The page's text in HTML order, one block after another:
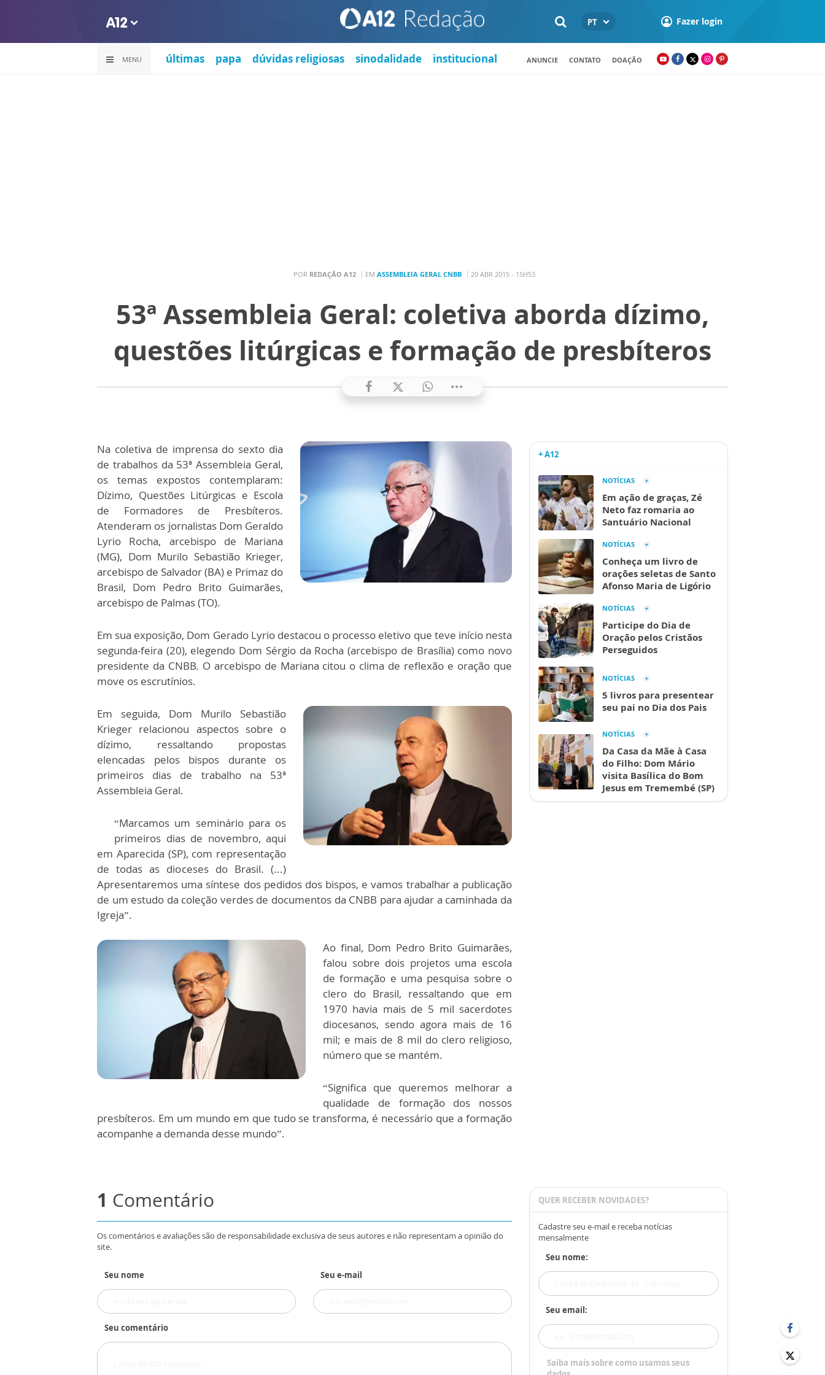
PT Fazer login
MENU últimas papa dúvidas religiosas sinodalidade institucional ANUNCIE CONTATO DOAÇÃO
POR REDAÇÃO A12 EM ASSEMBLEIA GERAL CNBB 20 ABR 2015 - 15H53
53ª Assembleia Geral: coletiva aborda dízimo,
questões litúrgicas e formação de presbíteros
Na coletiva de imprensa do sexto dia
de trabalhos da 53ª Assembleia Geral,
os temas expostos contemplaram:
Dízimo, Questões Litúrgicas e Escola
de Formadores de Presbíteros.
Atenderam os jornalistas Dom Geraldo
Lyrio Rocha, arcebispo de Mariana
(MG), Dom Murilo Sebastião Krieger,
arcebispo de Salvador (BA) e Primaz do
Brasil, Dom Pedro Brito Guimarães,
arcebispo de Palmas (TO).
Em sua exposição, Dom Gerado Lyrio destacou o processo eletivo que teve início nesta
segunda-feira (20), elegendo Dom Sérgio da Rocha (arcebispo de Brasília) como novo
presidente da CNBB. O arcebispo de Mariana citou o clima de reflexão e oração que
move os escrutínios.
Em seguida, Dom Murilo Sebastião
Krieger relacionou aspectos sobre o
dízimo, ressaltando propostas
elencadas pelos bispos durante os
primeiros dias de trabalho na 53ª
Assembleia Geral.
“Marcamos um seminário para os
primeiros dias de novembro, aqui
em Aparecida (SP), com representação
de todas as dioceses do Brasil. (...)
Apresentaremos uma síntese dos pedidos dos bispos, e vamos trabalhar a publicação
de um estudo da coleção verdes de documentos da CNBB para ajudar a caminhada da
Igreja”.
Ao final, Dom Pedro Brito Guimarães,
falou sobre dois projetos uma escola
de formação e uma pesquisa sobre o
clero do Brasil, ressaltando que em
1970 havia mais de 5 mil sacerdotes
diocesanos, sendo agora mais de 16
mil; e mais de 8 mil do clero religioso,
número que se mantém.
“Significa que queremos melhorar a
qualidade de formação dos nossos
presbíteros. Em um mundo em que tudo se transforma, é necessário que a formação
acompanhe a demanda desse mundo”.
1 Comentário
Os comentários e avaliações são de responsabilidade exclusiva de seus autores e não representam a opinião do
site.
Seu nome Seu e-mail
Seu comentário
+ A12
NOTÍCIAS
Em ação de graças, Zé
Neto faz romaria ao
Santuário Nacional
NOTÍCIAS
Conheça um livro de
orações seletas de Santo
Afonso Maria de Ligório
NOTÍCIAS
Participe do Dia de
Oração pelos Cristãos
Perseguidos
NOTÍCIAS
5 livros para presentear
seu pai no Dia dos Pais
NOTÍCIAS
Da Casa da Mãe à Casa
do Filho: Dom Mário
visita Basílica do Bom
Jesus em Tremembé (SP)
QUER RECEBER NOVIDADES?
Cadastre seu e-mail e receba notícias
mensalmente
Seu nome:
Seu email:
Saiba mais sobre como usamos seus